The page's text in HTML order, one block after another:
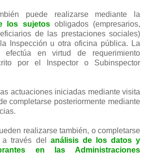
puede realizarse mediante la
los sujetosobligados (empresarios,
de las prestaciones sociales)
Inspección u otra oficina pública. La
efectúa en virtud de requerimiento
por el Inspector o Subinspector
actuaciones iniciadas mediante visita
completarse posteriormente mediante
realizarse también, o completarse
a través del análisis de los datos y
en las Administraciones